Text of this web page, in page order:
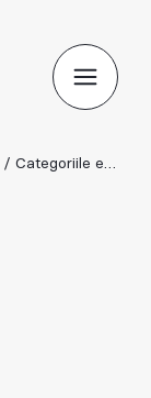
/ Categoriile ediției 2024